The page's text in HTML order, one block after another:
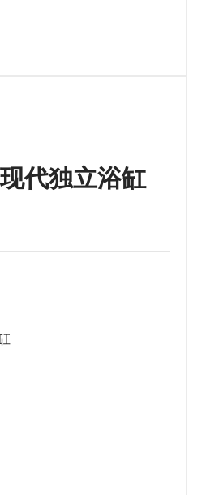
代独立浴缸